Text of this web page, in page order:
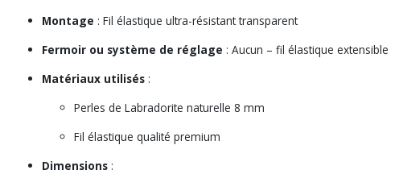
Montage : Fil élastique ultra-résistant transparent
Fermoir ou système de réglage : Aucun – fil élastique extensible
Matériaux utilisés :
Perles de Labradorite naturelle 8 mm
Fil élastique qualité premium
Dimensions :